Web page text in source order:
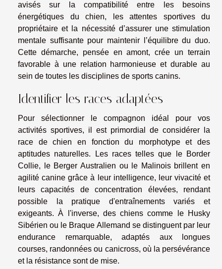
avisés sur la compatibilité entre les besoins
énergétiques du chien, les attentes sportives du
propriétaire et la nécessité d’assurer une stimulation
mentale suffisante pour maintenir l’équilibre du duo.
Cette démarche, pensée en amont, crée un terrain
favorable à une relation harmonieuse et durable au
sein de toutes les disciplines de sports canins.
Identifier les races adaptées
Pour sélectionner le compagnon idéal pour vos
activités sportives, il est primordial de considérer la
race de chien en fonction du morphotype et des
aptitudes naturelles. Les races telles que le Border
Collie, le Berger Australien ou le Malinois brillent en
agilité canine grâce à leur intelligence, leur vivacité et
leurs capacités de concentration élevées, rendant
possible la pratique d'entraînements variés et
exigeants. À l'inverse, des chiens comme le Husky
Sibérien ou le Braque Allemand se distinguent par leur
endurance remarquable, adaptés aux longues
courses, randonnées ou canicross, où la persévérance
et la résistance sont de mise.